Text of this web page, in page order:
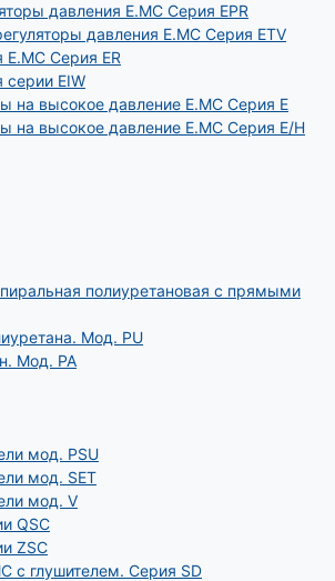
давления E.MC Серия EPR
давления E.MC Серия ETV
E.MC Серия ER
серии EIW
на высокое давление E.MC Серия E
на высокое давление E.MC Серия E/H
полиуретановая с прямыми
Мод. РU
Мод. PA
мод. PSU
мод. SET
мод. V
QSC
ZSC
с глушителем. Серия SD